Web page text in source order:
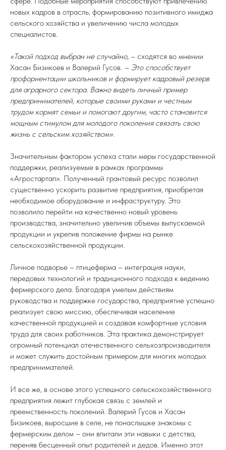
новых кадров в отрасль, формированию позитивного имиджа
сельского хозяйства и увеличению числа молодых
специалистов.
«Такой подход выбран не случайно, – сходятся во мнении
Хасан Бизикоев и Валерий Гусов. – Это способствует
профориентации школьников и формирует кадровый резерв
для аграрного сектора. Важно видеть личный пример
предпринимателей, которые своими руками и честным
трудом кормят семьи и помогают другим, часто становится
мощным стимулом для молодого поколения связать свою
жизнь с сельским хозяйством».
Значительным фактором успеха стали меры государственной
поддержки, реализуемые в рамках программы
«Агростартап». Полученный грантовый ресурс позволил
существенно ускорить развитие предприятия, приобретая
необходимое оборудование и инфраструктуру. Это
позволило перейти на качественно новый уровень
производства, значительно увеличив объемы выпускаемой
продукции и укрепив положение фирмы на рынке
сельскохозяйственной продукции.
Личное подворье – птицеферма – интеграция науки,
передовых технологий и традиционного подхода к ведению
фермерского дела. Благодаря умелым действиям
руководства и поддержке государства, предприятие успешно
реализует свою миссию, обеспечивая население
качественной продукцией и создавая комфортные условия
труда для своих работников. Эта практика демонстрирует
огромный потенциал отечественного сельхозпроизводителя
и может служить достойным примером для многих молодых
предпринимателей.
И все же, в основе этого успешного сельскохозяйственного
предприятия лежит глубокая связь с землей и
преемственность поколений. Валерий Гусов и Хасан
Бизикоев, выросшие в селе, не понаслышке знакомы с
фермерским делом – они впитали эти навыки с детства,
переняв бесценный опыт родителей и дедов. Именно этот